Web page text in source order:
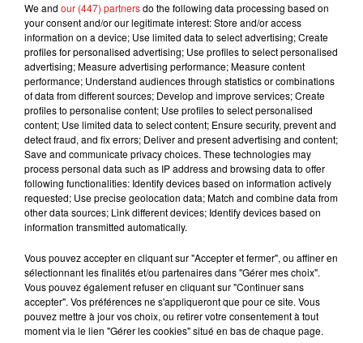
Si Rodolphe Lauga, le scénariste de Rock 'n Rollet Nous
finirons ensemblede Guillaume Canet, aide les deux
amoureux à la réalisation, il s'agit là du premier film d'Inès
Reg. Découverte grâceauJamel Comedy Club, la carrière
de l'humoriste a littéralement décollé après son immense
succès en 2019 avec son sketch diffusé sur Instagram, C'est
quand que tu vas me mettre des paillettes dans ma vie
Kevin ?.
Musique
7 août 2026
Julien Lieb s’essaye à la vie de chatelain
dans son nouveau clip
We and our (447) partnersdo the following data processing based on
your consent and/or our legitimate interest: Store and/or access
information on a device; Use limited data to select advertising; Create
profiles for personalised advertising; Use profiles to select personalised
advertising; Measure advertising performance; Measure content
performance; Understand audiences through statistics or combinations
of data from different sources; Develop and improve services; Create
profiles to personalise content; Use profiles to select personalised
content; Use limited data to select content; Ensure security, prevent and
detect fraud, and fix errors; Deliver and present advertising and content;
Save and communicate privacy choices. These technologies may
process personal data such as IP address and browsing data to offer
following functionalities: Identify devices based on information actively
requested; Use precise geolocation data; Match and combine data from
other data sources; Link different devices; Identify devices based on
information transmitted automatically.
Vous pouvez accepter en cliquant sur "Accepter et fermer", ou affiner en
sélectionnant les finalités et/ou partenaires dans "Gérer mes choix".
Vous pouvez également refuser en cliquant sur "Continuer sans
accepter". Vos préférences ne s'appliqueront que pour ce site. Vous
pouvez mettre à jour vos choix, ou retirer votre consentement à tout
moment via le lien "Gérer les cookies" situé en bas de chaque page.